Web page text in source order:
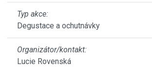
Typ akce:
Degustace a ochutnávky
Organizátor/kontakt:
Lucie Rovenská